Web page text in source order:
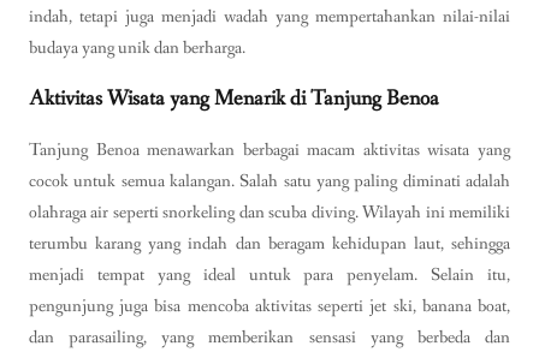
indah, tetapi juga menjadi wadah yang mempertahankan nilai-nilai
budaya yang unik dan berharga.
Aktivitas Wisata yang Menarik di Tanjung Benoa
Tanjung Benoa menawarkan berbagai macam aktivitas wisata yang
cocok untuk semua kalangan. Salah satu yang paling diminati adalah
olahraga air seperti snorkeling dan scuba diving. Wilayah ini memiliki
terumbu karang yang indah dan beragam kehidupan laut, sehingga
menjadi tempat yang ideal untuk para penyelam. Selain itu,
pengunjung juga bisa mencoba aktivitas seperti jet ski, banana boat,
dan parasailing, yang memberikan sensasi yang berbeda dan